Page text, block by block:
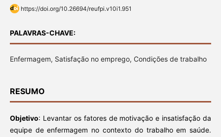
https://doi.org/10.26694/reufpi.v10i1.951
PALAVRAS-CHAVE:
Enfermagem, Satisfação no emprego, Condições de trabalho
RESUMO
Objetivo: Levantar os fatores de motivação e insatisfação da
equipe de enfermagem no contexto do trabalho em saúde.